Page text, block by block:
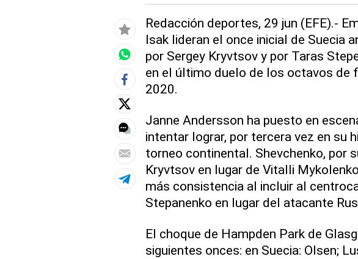
Redacción deportes, 29 jun (EFE).-
Isak lideran el once inicial de Suecia
por Sergey Kryvtsov y por Taras
en el último duelo de los octavos de
2020.
Janne Andersson ha puesto en
intentar lograr, por tercera vez en su
torneo continental. Shevchenko, por
Kryvtsov en lugar de Vitalli
más consistencia al incluir al
Stepanenko en lugar del atacante
El choque de Hampden Park de
siguientes onces: en Suecia: Olsen;